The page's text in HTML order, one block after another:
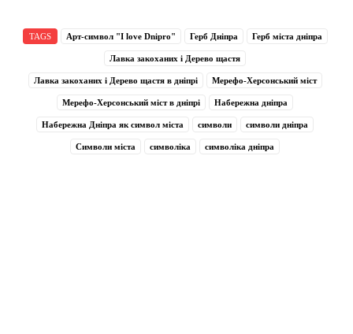
TAGS Арт-символ "I love Dnipro" Герб Дніпра Герб міста дніпра
Лавка закоханих і Дерево щастя
Лавка закоханих і Дерево щастя в дніпрі Мерефо-Херсонський міст
Мерефо-Херсонський міст в дніпрі Набережна дніпра
Набережна Дніпра як символ міста символи символи дніпра
Символи міста символіка символіка дніпра